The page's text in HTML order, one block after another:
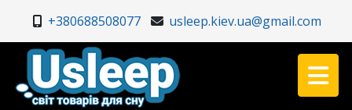
+380688508077 usleep.kiev.ua@gmail.com